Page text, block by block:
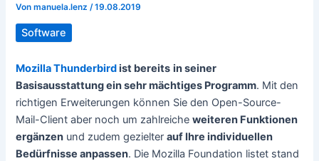
Vonmanuela.lenz/19.08.2019
Software
Mozilla Thunderbirdist bereits in seiner
Basisausstattung ein sehr mächtiges Programm. Mit den
richtigen Erweiterungen können Sie den Open-Source-
Mail-Client aber noch um zahlreicheweiteren Funktionen
ergänzen und zudem gezielterauf Ihre individuellen
Bedürfnisse anpassen. Die Mozilla Foundation listet stand